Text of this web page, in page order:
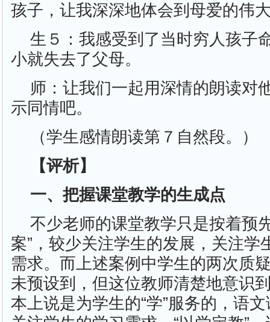
孩子，让我深深地体会到母爱的伟
生５：我感受到了当时穷人孩子
小就失去了父母。
师：让我们一起用深情的朗读对
示同情吧。
（学生感情朗读第７自然段。）
【评析】
一、把握课堂教学的生成点
不少老师的课堂教学只是按着预
案”，较少关注学生的发展，关注学
需求。而上述案例中学生的两次质
未预设到，但这位教师清楚地意识
本上说是为学生的“学”服务的，语